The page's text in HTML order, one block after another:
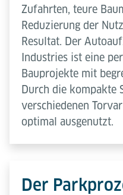
Zufahrten, teure
Reduzierung der
Resultat. Der
Industries ist eine
Bauprojekte mit
Durch die kompakte
verschiedenen
optimal ausgenutzt.
Der